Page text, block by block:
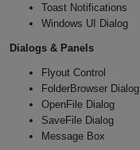
Toast Notifications
Windows UI Dialog
Dialogs & Panels
Flyout Control
FolderBrowser Dialog
OpenFile Dialog
SaveFile Dialog
Message Box